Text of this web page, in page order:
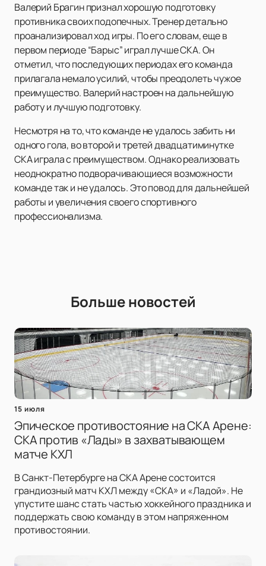
Валерий Брагин признал хорошую подготовку
противника своих подопечных. Тренер детально
проанализировал ход игры. По его словам, еще в
первом периоде “Барыс” играл лучше СКА. Он
отметил, что последующих периодах его команда
прилагала немало усилий, чтобы преодолеть чужое
преимущество. Валерий настроен на дальнейшую
работу и лучшую подготовку.
Несмотря на то, что команде не удалось забить ни
одного гола, во второй и третей двадцатиминутке
СКА играла с преимуществом. Однако реализовать
неоднократно подворачивающиеся возможности
команде так и не удалось. Это повод для дальнейшей
работы и увеличения своего спортивного
профессионализма.
Больше новостей
15 июля
Эпическое противостояние на СКА Арене:
СКА против «Лады» в захватывающем
матче КХЛ
В Санкт-Петербурге на СКА Арене состоится
грандиозный матч КХЛ между «СКА» и «Ладой». Не
упустите шанс стать частью хоккейного праздника и
поддержать свою команду в этом напряженном
противостоянии.